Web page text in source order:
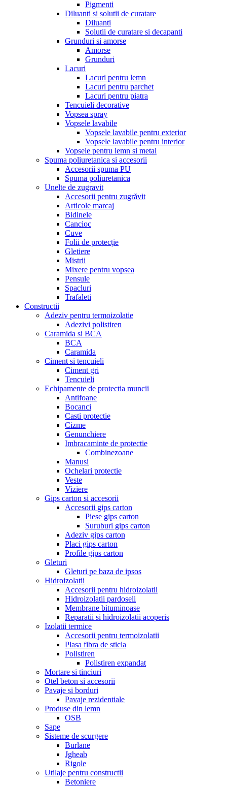
Pigmenti
Diluanti si solutii de curatare
Diluanti
Solutii de curatare si decapanti
Grunduri si amorse
Amorse
Grunduri
Lacuri
Lacuri pentru lemn
Lacuri pentru parchet
Lacuri pentru piatra
Tencuieli decorative
Vopsea spray
Vopsele lavabile
Vopsele lavabile pentru exterior
Vopsele lavabile pentru interior
Vopsele pentru lemn si metal
Spuma poliuretanica si accesorii
Accesorii spuma PU
Spuma poliuretanica
Unelte de zugravit
Accesorii pentru zugrăvit
Articole marcaj
Bidinele
Cancioc
Cuve
Folii de protecție
Gletiere
Mistrii
Mixere pentru vopsea
Pensule
Spacluri
Trafaleti
Constructii
Adeziv pentru termoizolatie
Adezivi polistiren
Caramida si BCA
BCA
Caramida
Ciment si tencuieli
Ciment gri
Tencuieli
Echipamente de protectia muncii
Antifoane
Bocanci
Casti protectie
Cizme
Genunchiere
Imbracaminte de protectie
Combinezoane
Manusi
Ochelari protectie
Veste
Viziere
Gips carton si accesorii
Accesorii gips carton
Piese gips carton
Suruburi gips carton
Adeziv gips carton
Placi gips carton
Profile gips carton
Gleturi
Gleturi pe baza de ipsos
Hidroizolatii
Accesorii pentru hidroizolatii
Hidroizolatii pardoseli
Membrane bituminoase
Reparatii si hidroizolatii acoperis
Izolatii termice
Accesorii pentru termoizolatii
Plasa fibra de sticla
Polistiren
Polistiren expandat
Mortare si tinciuri
Otel beton si accesorii
Pavaje si borduri
Pavaje rezidentiale
Produse din lemn
OSB
Sape
Sisteme de scurgere
Burlane
Jgheab
Rigole
Utilaje pentru constructii
Betoniere